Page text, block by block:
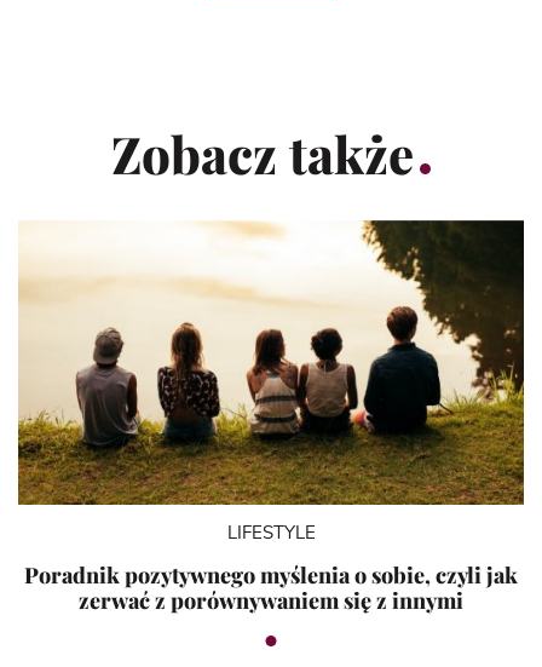
Zobacz także
LIFESTYLE
Poradnik pozytywnego myślenia o sobie, czyli jak
zerwać z porównywaniem się z innymi